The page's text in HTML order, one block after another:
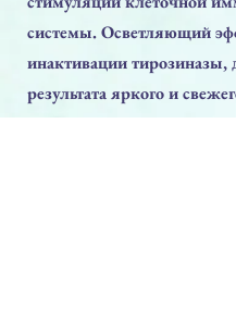
системы. Осветляющий
инактивации тирозиназы,
результата яркого и
кожи.